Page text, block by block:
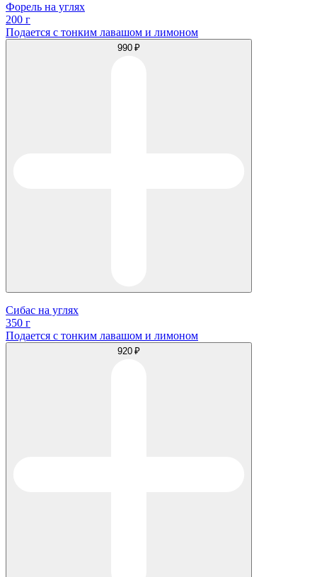
Форель на углях
200 г
Подается с тонким лавашом и лимоном
990 ₽
Сибас на углях
350 г
Подается с тонким лавашом и лимоном
920 ₽